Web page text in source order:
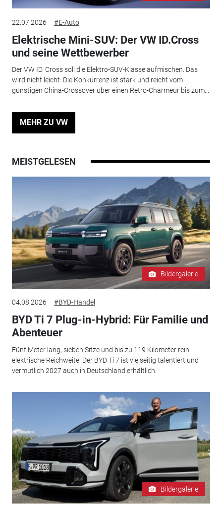
22.07.2026 #E-Auto
Elektrische Mini-SUV: Der VW ID.Cross
und seine Wettbewerber
Der VW ID. Cross soll die Elektro-SUV-Klasse aufmischen. Das
wird nicht leicht: Die Konkurrenz ist stark und reicht vom
günstigen China-Crossover über einen Retro-Charmeur bis zum...
MEHR ZU VW
MEISTGELESEN
Bildergalerie
04.08.2026 #BYD-Handel
BYD Ti 7 Plug-in-Hybrid: Für Familie und
Abenteuer
Fünf Meter lang, sieben Sitze und bis zu 119 Kilometer rein
elektrische Reichweite: Der BYD Ti 7 ist vielseitig talentiert und
vermutlich 2027 auch in Deutschland erhältlich.
Bildergalerie